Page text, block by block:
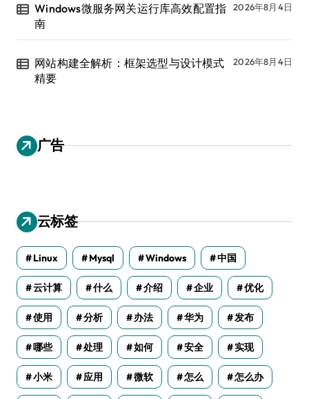
Windows微服务网关运行库高效配置指
南
2026年8月4日
网站构建全解析：框架选型与设计模式
精要
2026年8月4日
广告
云标签
Linux Mysql Windows 中国
云计算 什么 介绍 企业 优化
使用 分析 办法 华为 发布
哪些 处理 如何 安全 实现
小米 应用 微软 怎么 怎么办